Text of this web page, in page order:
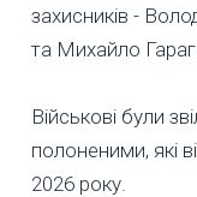
захисників -
та Михайло
Військові були
полоненими, які
2026 року.